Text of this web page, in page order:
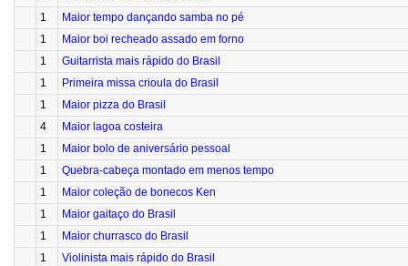
1
Maior tempo dançando samba no pé
1
Maior boi recheado assado em forno
1
Guitarrista mais rápido do Brasil
1
Primeira missa crioula do Brasil
1
Maior pizza do Brasil
4
Maior lagoa costeira
1
Maior bolo de aniversário pessoal
1
Quebra-cabeça montado em menos tempo
1
Maior coleção de bonecos Ken
1
Maior gaitaço do Brasil
1
Maior churrasco do Brasil
1
Violinista mais rápido do Brasil